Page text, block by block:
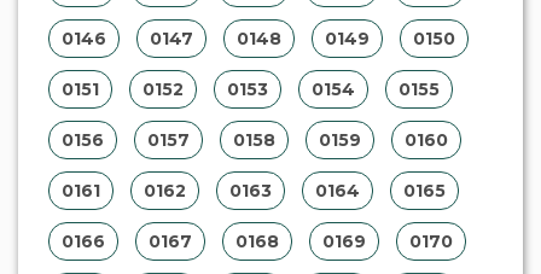
0146 0147 0148 0149 0150
0151 0152 0153 0154 0155
0156 0157 0158 0159 0160
0161 0162 0163 0164 0165
0166 0167 0168 0169 0170